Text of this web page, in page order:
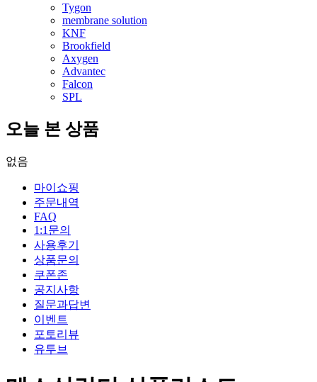
Tygon
membrane solution
KNF
Brookfield
Axygen
Advantec
Falcon
SPL
오늘 본 상품
없음
마이쇼핑
주문내역
FAQ
1:1문의
사용후기
상품문의
쿠폰존
공지사항
질문과답변
이벤트
포토리뷰
유투브